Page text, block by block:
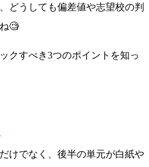
どうしても偏差値や志望校の判
🧐
クすべき3つのポイントを知っ
けでなく、後半の単元が白紙や